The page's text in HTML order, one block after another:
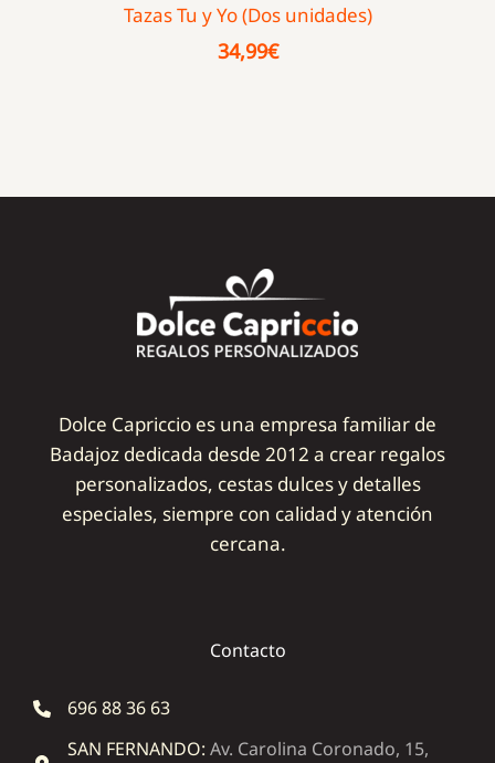
Tazas Tu y Yo (Dos unidades)
34,99€
Dolce Capriccio es una empresa familiar de
Badajoz dedicada desde 2012 a crear regalos
personalizados, cestas dulces y detalles
especiales, siempre con calidad y atención
cercana.
Contacto
696 88 36 63
SAN FERNANDO: Av. Carolina Coronado, 15,